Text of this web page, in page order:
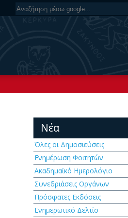
Νέα
Όλες οι Δημοσιεύσεις
Ενημέρωση Φοιτητών
Ακαδημαϊκό Ημερολόγιο
Συνεδριάσεις Οργάνων
Πρόσφατες Εκδόσεις
Ενημερωτικό Δελτίο